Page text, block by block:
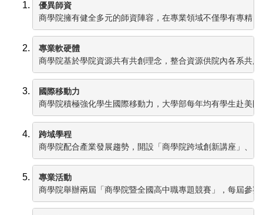
優異師資
商學院擁有健全多元的師資陣容，在專業領域不僅學有專精
專業軟硬體
商學院基於學院資源共有共創理念，整合資源供院內各系共
國際移動力
商學院積極強化學生國際移動力，大學部每年均有學生赴美
跨域學程
商學院配合產業發展趨勢，開設「商學院跨域創新講座」、
專業活動
商學院舉辦兩屆「商學院暨全國高中職專題競賽」，每屆參